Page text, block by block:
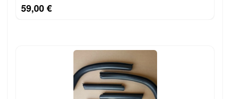
59,00 €